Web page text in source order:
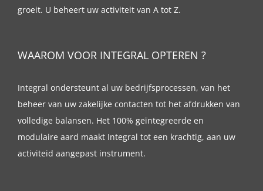
groeit. U beheert uw activiteit van A tot Z.
WAAROM VOOR INTEGRAL OPTEREN ?
Integral ondersteunt al uw bedrijfsprocessen, van het
beheer van uw zakelijke contacten tot het afdrukken van
volledige balansen. Het 100% geïntegreerde en
modulaire aard maakt Integral tot een krachtig, aan uw
activiteid aangepast instrument.